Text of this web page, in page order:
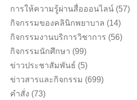
การให้ความรู้ผ่านสื่อออนไลน์ (57)
กิจกรรมของคลินิกพยาบาล (14)
กิจกรรมงานบริการวิชาการ (56)
กิจกรรมนักศึกษา (99)
ข่าวประชาสัมพันธ์ (5)
ข่าวสารและกิจกรรม (699)
คำสั่ง (73)